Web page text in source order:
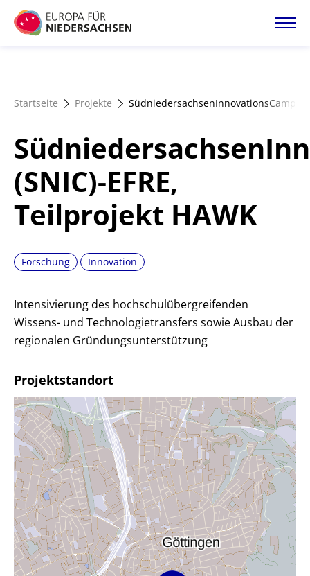
Direkt
zum
Förderangebote
Magazin
Startseite Projekte SüdniedersachsenInnovationsCampus
(SNIC)-EFRE,
Teilprojekt HAWK
Forschung Innovation
Intensivierung des hochschulübergreifenden
Wissens- und Technologietransfers sowie Ausbau der
regionalen Gründungsunterstützung
Projektstandort